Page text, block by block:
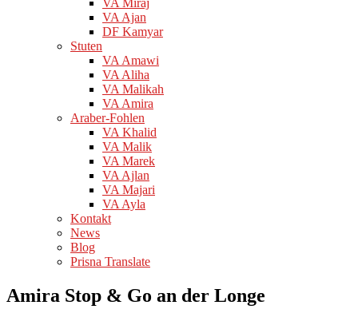
VA Miraj
VA Ajan
DF Kamyar
Stuten
VA Amawi
VA Aliha
VA Malikah
VA Amira
Araber-Fohlen
VA Khalid
VA Malik
VA Marek
VA Ajlan
VA Majari
VA Ayla
Kontakt
News
Blog
Prisna Translate
Amira Stop & Go an der Longe